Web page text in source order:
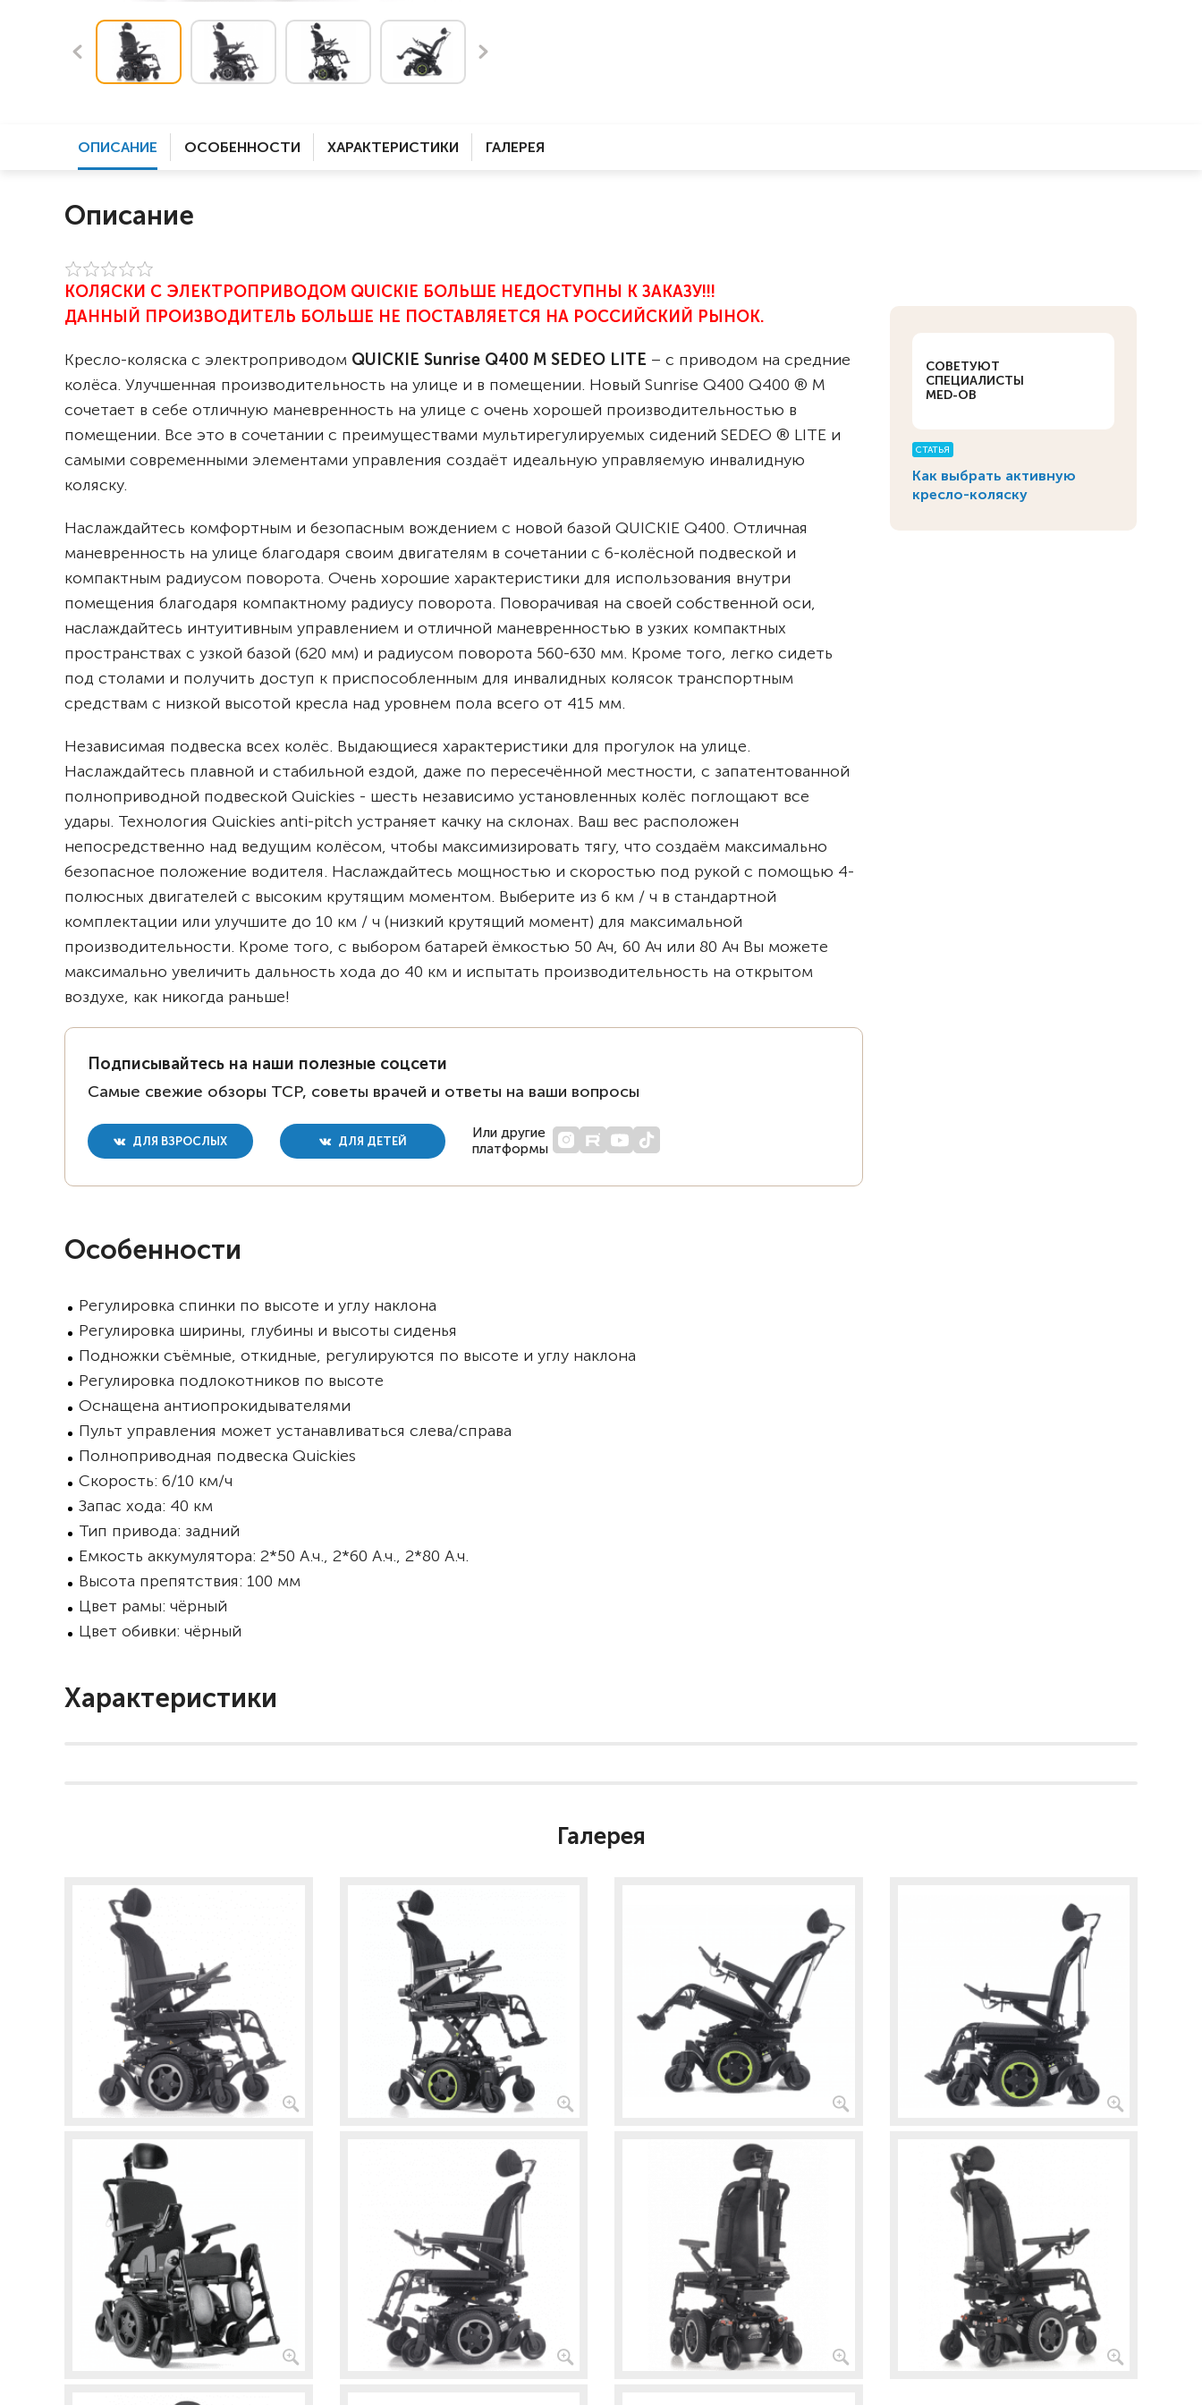
электроприводом
Скутеры
Оборудование с туалетом
колясок
Вертикализаторы
Кровати для дома
Ванна для инвалидов
Кислородное оборудование
Для бассейна
Для ванны
Для дома
ОПИСАНИЕ ОСОБЕННОСТИ ХАРАКТЕРИСТИКИ ГАЛЕРЕЯ
Описание
СОВЕТУЮТ
СПЕЦИАЛИСТЫ
MED-OB
СТАТЬЯ
Как выбрать активную
кресло-коляску
КОЛЯСКИ С ЭЛЕКТРОПРИВОДОМ QUICKIE БОЛЬШЕ НЕДОСТУПНЫ К ЗАКАЗУ!!!
ДАННЫЙ ПРОИЗВОДИТЕЛЬ БОЛЬШЕ НЕ ПОСТАВЛЯЕТСЯ НА РОССИЙСКИЙ РЫНОК.
Кресло-коляска с электроприводом QUICKIE Sunrise Q400 M SEDEO LITE – с приводом на средние
колёса. Улучшенная производительность на улице и в помещении. Новый Sunrise Q400 Q400 ® M
сочетает в себе отличную маневренность на улице с очень хорошей производительностью в
помещении. Все это в сочетании с преимуществами мультирегулируемых сидений SEDEO ® LITE и
самыми современными элементами управления создаёт идеальную управляемую инвалидную
коляску.
Наслаждайтесь комфортным и безопасным вождением с новой базой QUICKIE Q400. Отличная
маневренность на улице благодаря своим двигателям в сочетании с 6-колёсной подвеской и
компактным радиусом поворота. Очень хорошие характеристики для использования внутри
помещения благодаря компактному радиусу поворота. Поворачивая на своей собственной оси,
наслаждайтесь интуитивным управлением и отличной маневренностью в узких компактных
пространствах с узкой базой (620 мм) и радиусом поворота 560-630 мм. Кроме того, легко сидеть
под столами и получить доступ к приспособленным для инвалидных колясок транспортным
средствам с низкой высотой кресла над уровнем пола всего от 415 мм.
Независимая подвеска всех колёс. Выдающиеся характеристики для прогулок на улице.
Наслаждайтесь плавной и стабильной ездой, даже по пересечённой местности, с запатентованной
полноприводной подвеской Quickies - шесть независимо установленных колёс поглощают все
удары. Технология Quickies anti-pitch устраняет качку на склонах. Ваш вес расположен
непосредственно над ведущим колёсом, чтобы максимизировать тягу, что создаём максимально
безопасное положение водителя. Наслаждайтесь мощностью и скоростью под рукой с помощью 4-
полюсных двигателей с высоким крутящим моментом. Выберите из 6 км / ч в стандартной
комплектации или улучшите до 10 км / ч (низкий крутящий момент) для максимальной
производительности. Кроме того, с выбором батарей ёмкостью 50 Ач, 60 Ач или 80 Ач Вы можете
максимально увеличить дальность хода до 40 км и испытать производительность на открытом
воздухе, как никогда раньше!
Подписывайтесь на наши полезные соцсети
Самые свежие обзоры ТСР, советы врачей и ответы на ваши вопросы
ДЛЯ ВЗРОСЛЫХ ДЛЯ ДЕТЕЙ
Или другие
платформы
Особенности
Регулировка спинки по высоте и углу наклона
Регулировка ширины, глубины и высоты сиденья
Подножки съёмные, откидные, регулируются по высоте и углу наклона
Регулировка подлокотников по высоте
Оснащена антиопрокидывателями
Пульт управления может устанавливаться слева/справа
Полноприводная подвеска Quickies
Скорость: 6/10 км/ч
Запас хода: 40 км
Тип привода: задний
Емкость аккумулятора: 2*50 А.ч., 2*60 А.ч., 2*80 А.ч.
Высота препятствия: 100 мм
Цвет рамы: чёрный
Цвет обивки: чёрный
Характеристики
Галерея